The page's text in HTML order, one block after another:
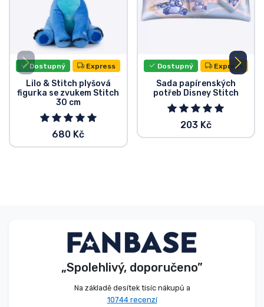
Dostupný Express
Lilo & Stitch plyšová
figurka se zvukem Stitch
30 cm
680 Kč
Dostupný Express
Sada papírenských
potřeb Disney Stitch
203 Kč
„Spolehlivý, doporučeno”
Na základě desítek tisíc nákupů a
10744 recenzí